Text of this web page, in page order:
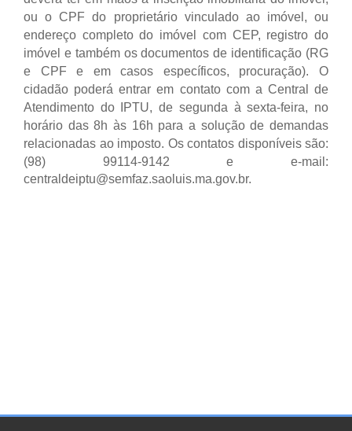
ou o CPF do proprietário vinculado ao imóvel, ou
endereço completo do imóvel com CEP, registro do
imóvel e também os documentos de identificação (RG
e CPF e em casos específicos, procuração). O
cidadão poderá entrar em contato com a Central de
Atendimento do IPTU, de segunda à sexta-feira, no
horário das 8h às 16h para a solução de demandas
relacionadas ao imposto. Os contatos disponíveis são:
(98) 99114-9142 e e-mail:
centraldeiptu@semfaz.saoluis.ma.gov.br.